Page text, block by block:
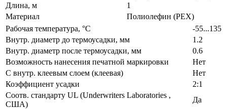
Длина, м
1
Материал
Полиолефин (PEX)
Рабочая температура, °C
-55...135
Внутр. диаметр до термоусадки, мм
1.2
Внутр. диаметр после термоусадки, мм
0.6
Возможность нанесения печатной маркировки
Нет
С внутр. клеевым слоем (клеевая)
Нет
Коэффициент усадки
2:1
Соотв. стандарту UL (Underwriters Laboratories ,
США)
Да